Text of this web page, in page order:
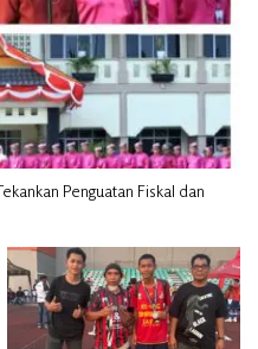
Penguatan Fiskal dan